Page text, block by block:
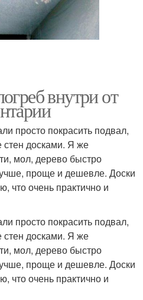
внутри от
просто покрасить подвал,
стен досками. Я же
мол, дерево быстро
проще и дешевле. Доски
что очень практично и
просто покрасить подвал,
стен досками. Я же
мол, дерево быстро
проще и дешевле. Доски
что очень практично и